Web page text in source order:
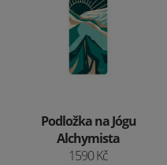
Podložka na Jógu
Alchymista
1590 Kč